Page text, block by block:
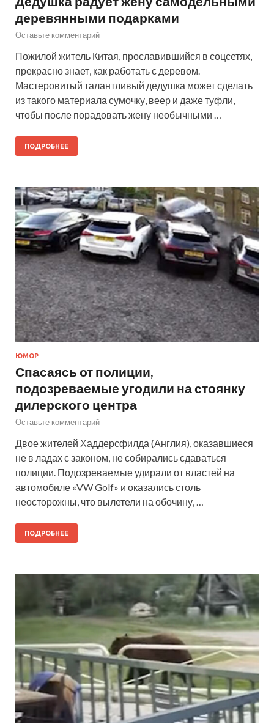
деревянными подарками
Оставьте комментарий
Пожилой житель Китая, прославившийся в соцсетях,
прекрасно знает, как работать с деревом.
Мастеровитый талантливый дедушка может сделать
из такого материала сумочку, веер и даже туфли,
чтобы после порадовать жену необычными …
ПОДРОБНЕЕ
ЮМОР
Спасаясь от полиции,
подозреваемые угодили на стоянку
дилерского центра
Оставьте комментарий
Двое жителей Хаддерсфилда (Англия), оказавшиеся
не в ладах с законом, не собирались сдаваться
полиции. Подозреваемые удирали от властей на
автомобиле «VW Golf» и оказались столь
неосторожны, что вылетели на обочину, …
ПОДРОБНЕЕ